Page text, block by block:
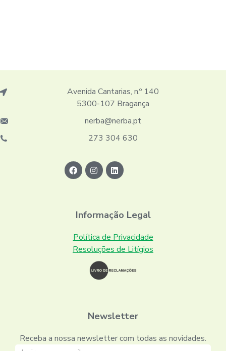
Avenida Cantarias, n.º 140
5300-107 Bragança
nerba@nerba.pt
273 304 630
Informação Legal
Política de Privacidade
Resoluções de Litígios
Newsletter
Receba a nossa newsletter com todas as novidades.